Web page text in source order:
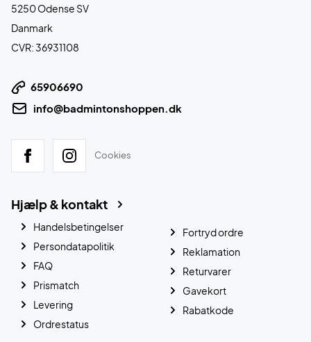
5250 Odense SV
Danmark
CVR: 36931108
65906690
info@badmintonshoppen.dk
Cookies
Hjælp & kontakt
Handelsbetingelser
Persondatapolitik
FAQ
Prismatch
Levering
Ordrestatus
Fortryd ordre
Reklamation
Returvarer
Gavekort
Rabatkode